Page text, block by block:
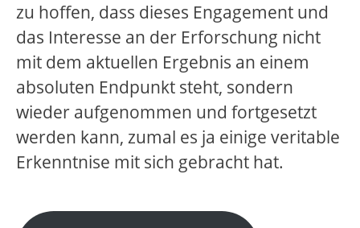
zu hoffen, dass dieses Engagement und
das Interesse an der Erforschung nicht
mit dem aktuellen Ergebnis an einem
absoluten Endpunkt steht, sondern
wieder aufgenommen und fortgesetzt
werden kann, zumal es ja einige veritable
Erkenntnise mit sich gebracht hat.